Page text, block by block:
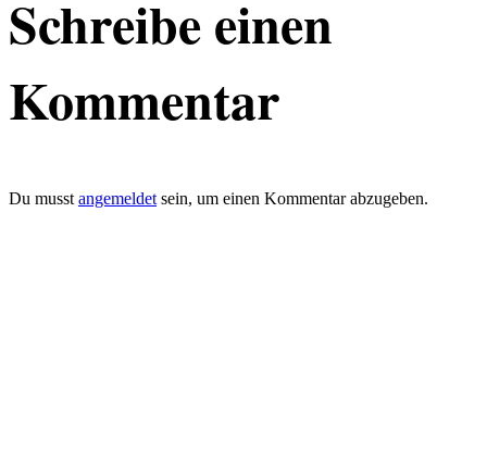
Schreibe einen
Kommentar
Du musst angemeldet sein, um einen Kommentar abzugeben.